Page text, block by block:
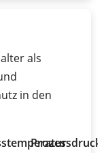
als
in den
Prozessdruck